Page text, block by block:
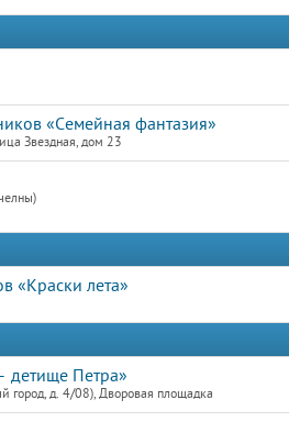
«Семейная фантазия»
Звездная, дом 23
«Краски лета»
детище Петра»
д. 4/08), Дворовая площадка